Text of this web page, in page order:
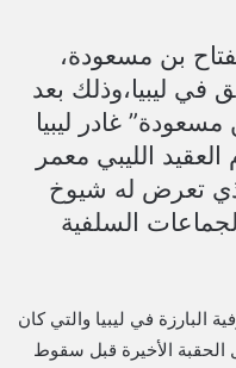
بن مسعودة،
في ليبيا،وذلك بعد
غادر ليبيا
الليبي معمر
تعرض له شيوخ
السلفية
البارزة في ليبيا والتي كان
الحقبة الأخيرة قبل سقوط